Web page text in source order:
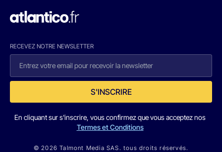
RECEVEZ NOTRE NEWSLETTER
S'INSCRIRE
En cliquant sur s'inscrire, vous confirmez que vous acceptez nos
Termes et Conditions
© 2026 Talmont Media SAS. tous droits réservés.